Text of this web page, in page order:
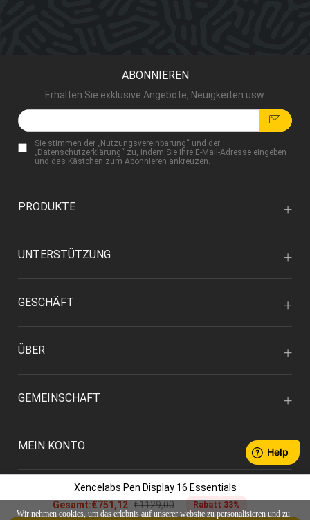
Xencelabs Pen Display 16 Essentials
Gesamt:€751,12 €1129,00 Rabatt 33%
ABONNIEREN
Erhalten Sie exklusive Angebote, Neuigkeiten usw.
Sie stimmen der „Nutzungsvereinbarung“ und der
„Datenschutzerklärung“ zu, indem Sie Ihre E-Mail-Adresse eingeben
und das Kästchen zum Abonnieren ankreuzen.
PRODUKTE
UNTERSTÜTZUNG
GESCHÄFT
ÜBER
GEMEINSCHAFT
MEIN KONTO
Wir nehmen cookies, um das erlebnis auf unserer website zu personalisieren und zu